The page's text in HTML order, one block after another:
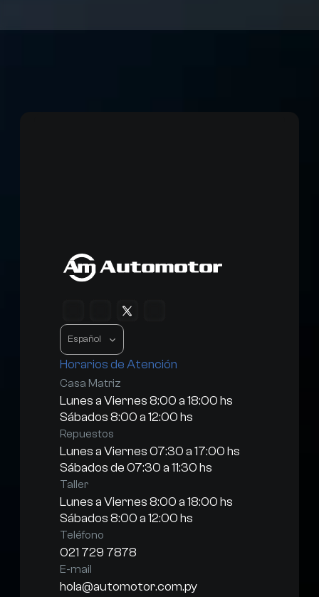
Casa Matriz
Lunes a Viernes 8:00 a 18:00 hs
Sábados 8:00 a 12:00 hs
Repuestos
Lunes a Viernes 07:30 a 17:00 hs
Sábados de 07:30 a 11:30 hs
Taller
Lunes a Viernes 8:00 a 18:00 hs
Sábados 8:00 a 12:00 hs
Horarios de Atención
Select Language
Español
Teléfono
021 729 7878
E-mail
hola@automotor.com.py